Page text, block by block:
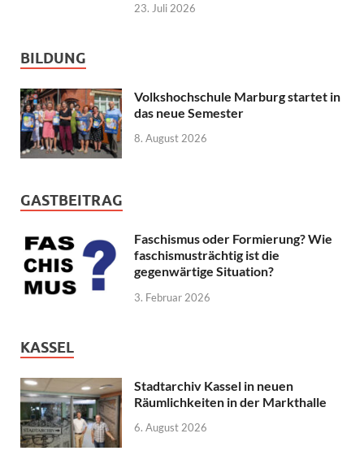
23. Juli 2026
BILDUNG
Volkshochschule Marburg startet in
das neue Semester
8. August 2026
GASTBEITRAG
Faschismus oder Formierung? Wie
faschismusträchtig ist die
gegenwärtige Situation?
3. Februar 2026
KASSEL
Stadtarchiv Kassel in neuen
Räumlichkeiten in der Markthalle
6. August 2026